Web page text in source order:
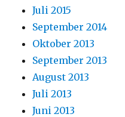
Juli 2015
September 2014
Oktober 2013
September 2013
August 2013
Juli 2013
Juni 2013